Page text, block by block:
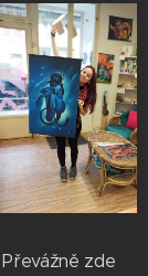
zde